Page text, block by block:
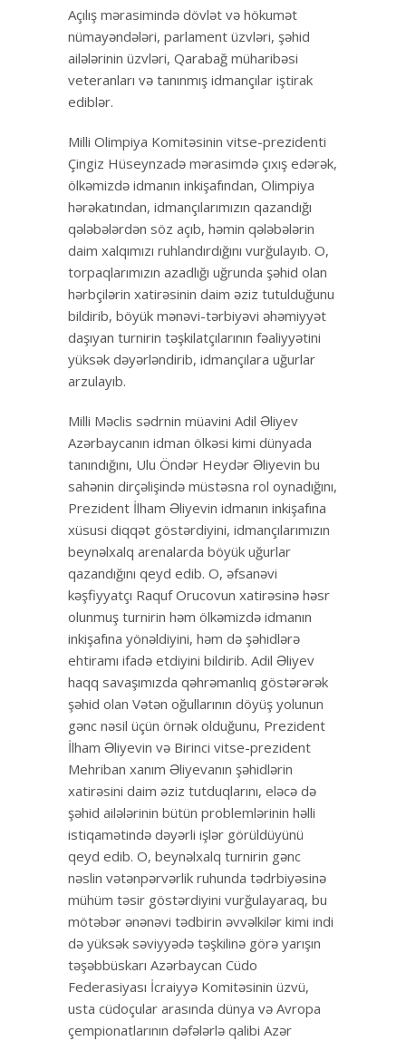
Açılış mərasimində dövlət və hökumət
nümayəndələri, parlament üzvləri, şəhid
ailələrinin üzvləri, Qarabağ müharibəsi
veteranları və tanınmış idmançılar iştirak
ediblər.
Milli Olimpiya Komitəsinin vitse-prezidenti
Çingiz Hüseynzadə mərasimdə çıxış edərək,
ölkəmizdə idmanın inkişafından, Olimpiya
hərəkatından, idmançılarımızın qazandığı
qələbələrdən söz açıb, həmin qələbələrin
daim xalqımızı ruhlandırdığını vurğulayıb. O,
torpaqlarımızın azadlığı uğrunda şəhid olan
hərbçilərin xatirəsinin daim əziz tutulduğunu
bildirib, böyük mənəvi-tərbiyəvi əhəmiyyət
daşıyan turnirin təşkilatçılarının fəaliyyətini
yüksək dəyərləndirib, idmançılara uğurlar
arzulayıb.
Milli Məclis sədrnin müavini Adil Əliyev
Azərbaycanın idman ölkəsi kimi dünyada
tanındığını, Ulu Öndər Heydər Əliyevin bu
sahənin dirçəlişində müstəsna rol oynadığını,
Prezident İlham Əliyevin idmanın inkişafına
xüsusi diqqət göstərdiyini, idmançılarımızın
beynəlxalq arenalarda böyük uğurlar
qazandığını qeyd edib. O, əfsanəvi
kəşfiyyatçı Raquf Orucovun xatirəsinə həsr
olunmuş turnirin həm ölkəmizdə idmanın
inkişafına yönəldiyini, həm də şəhidlərə
ehtiramı ifadə etdiyini bildirib. Adil Əliyev
haqq savaşımızda qəhrəmanlıq göstərərək
şəhid olan Vətən oğullarının döyüş yolunun
gənc nəsil üçün örnək olduğunu, Prezident
İlham Əliyevin və Birinci vitse-prezident
Mehriban xanım Əliyevanın şəhidlərin
xatirəsini daim əziz tutduqlarını, eləcə də
şəhid ailələrinin bütün problemlərinin həlli
istiqamətində dəyərli işlər görüldüyünü
qeyd edib. O, beynəlxalq turnirin gənc
nəslin vətənpərvərlik ruhunda tədrbiyəsinə
mühüm təsir göstərdiyini vurğulayaraq, bu
mötəbər ənənəvi tədbirin əvvəlkilər kimi indi
də yüksək səviyyədə təşkilinə görə yarışın
təşəbbüskarı Azərbaycan Cüdo
Federasiyası İcraiyyə Komitəsinin üzvü,
usta cüdoçular arasında dünya və Avropa
çempionatlarının dəfələrlə qalibi Azər